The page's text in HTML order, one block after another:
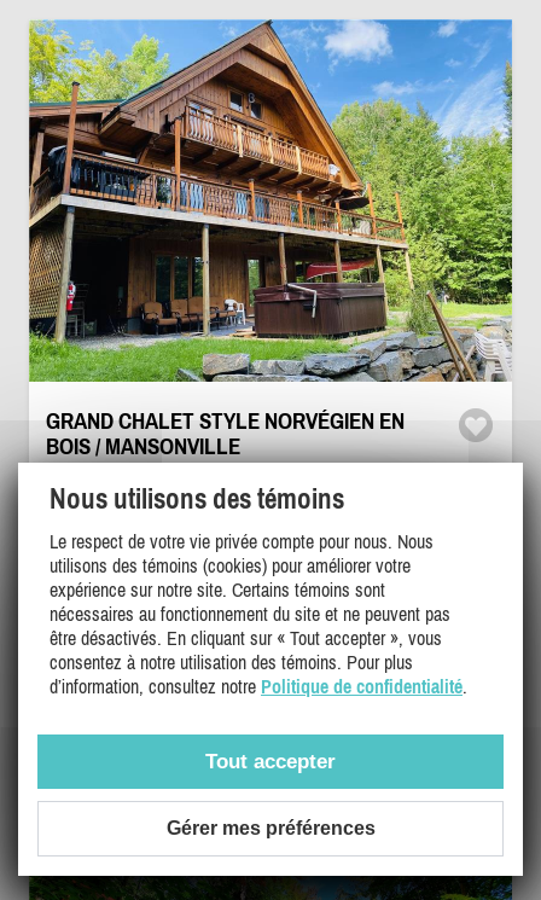
GRAND CHALET STYLE NORVÉGIEN EN
BOIS / MANSONVILLE
DI-32438
(18)
16 5 3
350$ - 750$/ nuit
1400$ - 1500$ / fin sem. DÉTAILS
Nous utilisons des témoins
Le respect de votre vie privée compte pour nous. Nous
utilisons des témoins (cookies) pour améliorer votre
expérience sur notre site. Certains témoins sont
nécessaires au fonctionnement du site et ne peuvent pas
être désactivés. En cliquant sur « Tout accepter », vous
consentez à notre utilisation des témoins. Pour plus
d’information, consultez notre Politique de confidentialité.
Tout accepter
Gérer mes préférences